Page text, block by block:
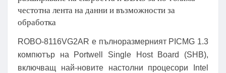
честотна лента на данни и възможности за
обработка
ROBO-8116VG2AR е пълноразмерният PICMG 1.3
компютър на Portwell Single Host Board (SHB),
включващ най-новите настолни процесори Intel